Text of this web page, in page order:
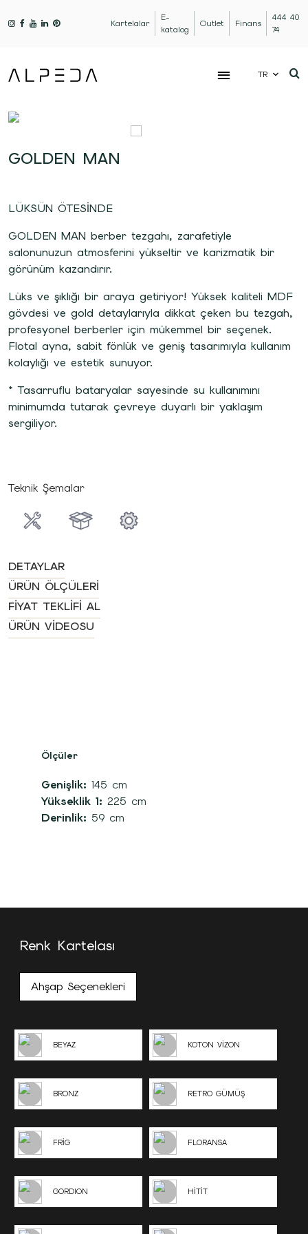
Kartelalar
E-
katalog
Outlet Finans
444 40
74
TR
GOLDEN MAN
LÜKSÜN ÖTESİNDE
GOLDEN MAN berber tezgahı, zarafetiyle
salonunuzun atmosferini yükseltir ve karizmatik bir
görünüm kazandırır.
Lüks ve şıklığı bir araya getiriyor! Yüksek kaliteli MDF
gövdesi ve gold detaylarıyla dikkat çeken bu tezgah,
profesyonel berberler için mükemmel bir seçenek.
Flotal ayna, sabit fönlük ve geniş tasarımıyla kullanım
kolaylığı ve estetik sunuyor.
* Tasarruflu bataryalar sayesinde su kullanımını
minimumda tutarak çevreye duyarlı bir yaklaşım
sergiliyor.
Teknik Şemalar
DETAYLAR
ÜRÜN ÖLÇÜLERI
FIYAT TEKLIFI AL
ÜRÜN VIDEOSU
Ölçüler
Genişlik: 145 cm
Yükseklik 1: 225 cm
Derinlik: 59 cm
Renk Kartelası
Ahşap Seçenekleri
BEYAZ KOTON VİZON
BRONZ RETRO GÜMÜŞ
FRİG FLORANSA
GORDION HİTİT